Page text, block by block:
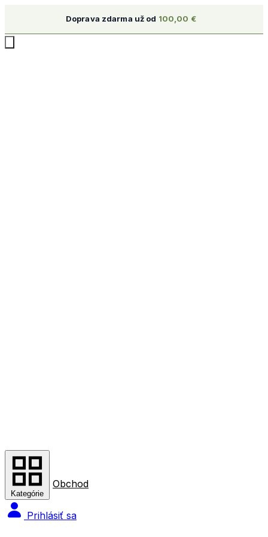
Doprava zdarma už od 100,00 €
Kategórie
Obchod
Prihlásiť sa